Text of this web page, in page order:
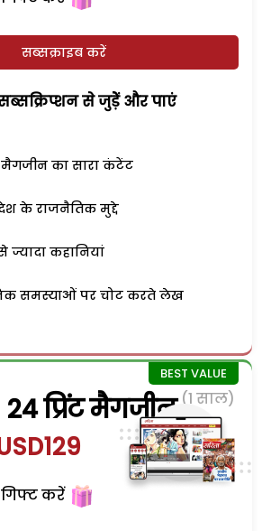
सब्सक्राइब करें
से जुड़ेें और पाएं
मैगजीन का सारा कंटेंट
के राजनैतिक मुद्दे
ज्यादा कहानियां
समस्याओं पर चोट करते लेख
प्रिंट मैगजीन (1 साल)
करें